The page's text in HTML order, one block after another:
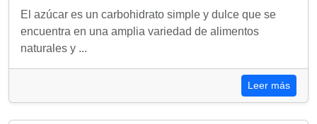
El azúcar es un carbohidrato simple y dulce que se
encuentra en una amplia variedad de alimentos
naturales y ...
Leer más